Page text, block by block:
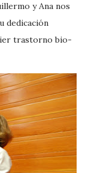
y Ana nos
dedicación
trastorno bio-